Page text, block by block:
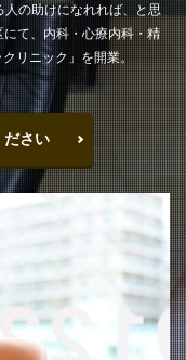
の助けになれれば、と思
て、内科・心療内科・精
リニック」を開業。
ださい